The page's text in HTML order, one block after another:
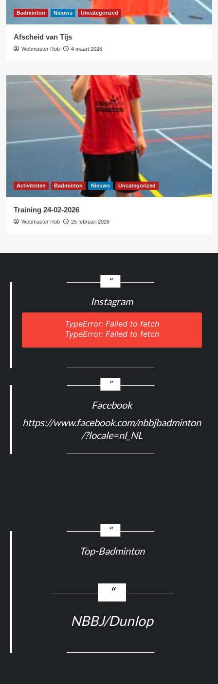
Badminton Nieuws Uncategorized
Afscheid van Tijs
Webmaster Rob 4 maart 2026
Activiteiten Badminton Nieuws Uncategorized
Training 24-02-2026
Webmaster Rob 25 februari 2026
Instagram
TypeError: Failed to fetch
TypeError: Failed to fetch
Facebook
https://www.facebook.com/nbbjbadminton
/?locale=nl_NL
Top-Badminton
NBBJ/Dunlop